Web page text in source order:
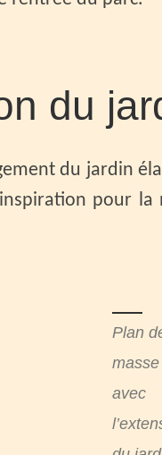
du
du jardin
pour
Plan
masse
avec